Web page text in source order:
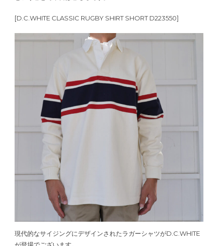
[D.C.WHITE CLASSIC RUGBY SHIRT SHORT D223550]
現代的なサイジングにデザインされたラガーシャツがD.C.WHITE